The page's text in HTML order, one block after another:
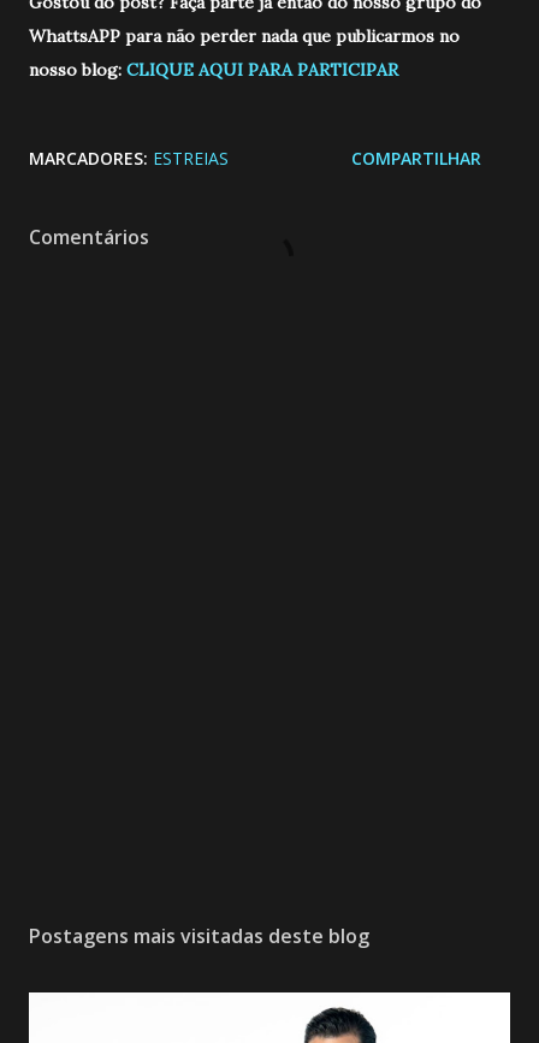
WhattsAPP para não perder nada que publicarmos no
nosso blog: CLIQUE AQUI PARA PARTICIPAR
MARCADORES: ESTREIAS COMPARTILHAR
Comentários
Postagens mais visitadas deste blog